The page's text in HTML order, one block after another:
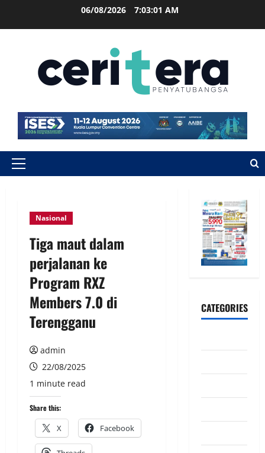
06/08/2026 7:03:02 AM
Nasional
Tiga maut dalam
perjalanan ke
Program RXZ
Members 7.0 di
Terengganu
admin
22/08/2025
1 minute read
Share this:
X Facebook
CATEGORIES